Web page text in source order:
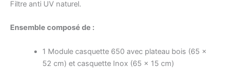
Filtre anti UV naturel.
Ensemble composé de :
1 Module casquette 650 avec plateau bois (65 x
52 cm) et casquette Inox (65 x 15 cm)